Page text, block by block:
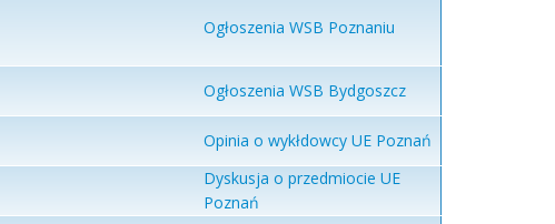
Ogłoszenia WSB Poznaniu
Ogłoszenia WSB Bydgoszcz
Opinia o wykłdowcy UE Poznań
Dyskusja o przedmiocie UE
Poznań